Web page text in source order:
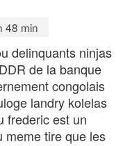
48 min
delinquants ninjas
de la banque
congolais
landry kolelas
frederic est un
meme tire que les